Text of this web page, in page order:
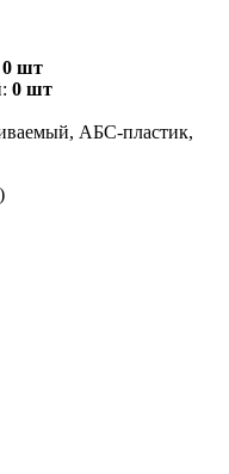
0 шт
0 шт
АБС-пластик,